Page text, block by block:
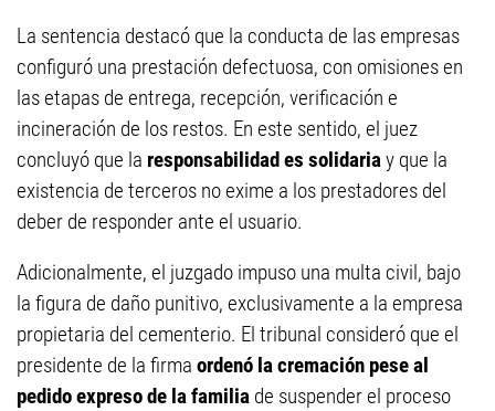
La sentencia destacó que la conducta de las empresas
configuró una prestación defectuosa, con omisiones en
las etapas de entrega, recepción, verificación e
incineración de los restos. En este sentido, el juez
concluyó que la responsabilidad es solidariay que la
existencia de terceros no exime a los prestadores del
deber de responder ante el usuario.
Adicionalmente, el juzgado impuso una multa civil, bajo
la figura de daño punitivo, exclusivamente a la empresa
propietaria del cementerio. El tribunal consideró que el
presidente de la firma ordenó la cremación pese al
pedido expreso de la familia de suspender el proceso